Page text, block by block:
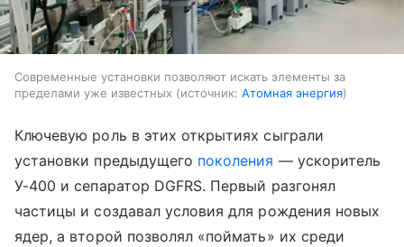
Современные установки позволяют искать элементы за
пределами уже известных
источник: Атомная энергия
Ключевую роль в этих открытиях сыграли
установки предыдущего поколения — ускоритель
У-400 и сепаратор DGFRS. Первый разгонял
частицы и создавал условия для рождения новых
ядер, а второй позволял «поймать» их среди